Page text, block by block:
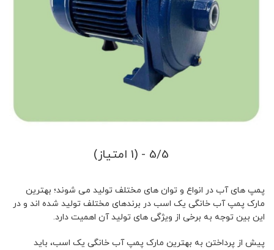
5/5 - (1 امتیاز)
پمپ های آب در انواع و توان های مختلف تولید می شوند؛ بهترین
مارک پمپ آب خانگی یک اسب در برندهای مختلف تولید شده اند و در
این بین توجه به برخی از ویژگی های تولید آن اهمیت دارد.
پیش از پرداختن به بهترین مارک پمپ آب خانگی یک اسب، باید